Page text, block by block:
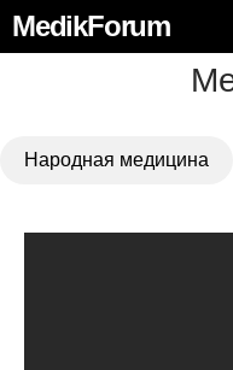
MedikForum
Народная медицина